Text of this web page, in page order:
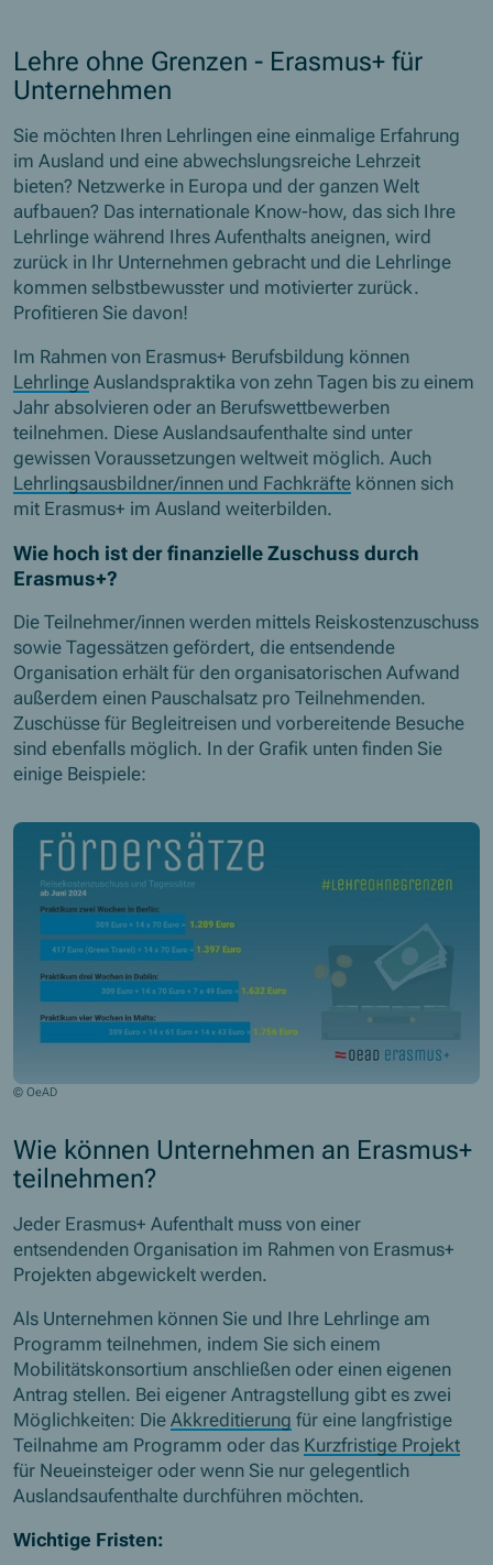
Lehre ohne Grenzen - Erasmus+ für
Unternehmen
Sie möchten Ihren Lehrlingen eine einmalige Erfahrung
im Ausland und eine abwechslungsreiche Lehrzeit
bieten? Netzwerke in Europa und der ganzen Welt
aufbauen? Das internationale Know-how, das sich Ihre
Lehrlinge während Ihres Aufenthalts aneignen, wird
zurück in Ihr Unternehmen gebracht und die Lehrlinge
kommen selbstbewusster und motivierter zurück.
Profitieren Sie davon!
Im Rahmen von Erasmus+ Berufsbildung können
Lehrlinge Auslandspraktika von zehn Tagen bis zu einem
Jahr absolvieren oder an Berufswettbewerben
teilnehmen. Diese Auslandsaufenthalte sind unter
gewissen Voraussetzungen weltweit möglich. Auch
Lehrlingsausbildner/innen und Fachkräfte können sich
mit Erasmus+ im Ausland weiterbilden.
Wie hoch ist der finanzielle Zuschuss durch
Erasmus+?
Die Teilnehmer/innen werden mittels Reiskostenzuschuss
sowie Tagessätzen gefördert, die entsendende
Organisation erhält für den organisatorischen Aufwand
außerdem einen Pauschalsatz pro Teilnehmenden.
Zuschüsse für Begleitreisen und vorbereitende Besuche
sind ebenfalls möglich. In der Grafik unten finden Sie
einige Beispiele:
© OeAD
Wie können Unternehmen an Erasmus+
teilnehmen?
Jeder Erasmus+ Aufenthalt muss von einer
entsendenden Organisation im Rahmen von Erasmus+
Projekten abgewickelt werden.
Als Unternehmen können Sie und Ihre Lehrlinge am
Programm teilnehmen, indem Sie sich einem
Mobilitätskonsortium anschließen oder einen eigenen
Antrag stellen. Bei eigener Antragstellung gibt es zwei
Möglichkeiten: DieAkkreditierung für eine langfristige
Teilnahme am Programm oder das Kurzfristige Projekt
für Neueinsteiger oder wenn Sie nur gelegentlich
Auslandsaufenthalte durchführen möchten.
Wichtige Fristen: